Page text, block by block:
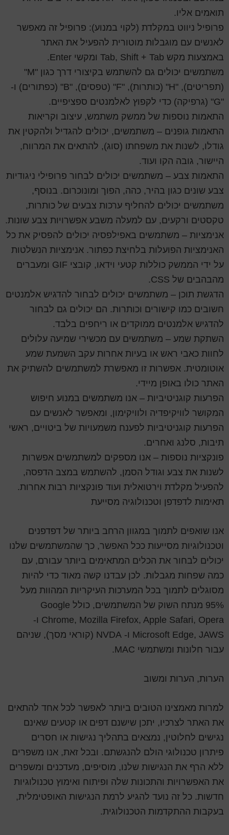
תואמים אליו.
פרופיל ניווט במקלדת (לקוי במנוע): פרופיל זה מאפשר
לאנשים עם מוגבלות מוטורית להפעיל את האתר
באמצעות מקש Tab, Shift + Tab ומקשי Enter.
משתמשים יכולים גם להשתמש בקיצורי דרך כגון "M"
(תפריטים), "H" (כותרות), "F" (טפסים), "B" (כפתורים) ו-
"G" (גרפיקה) כדי לקפוץ לאלמנטים ספציפיים.
התאמות נוספות של ממשק משתמש, עיצוב וקריאות
התאמות גופנים – משתמשים, יכולים להגדיל ולהקטין את
גודלו, לשנות את משפחתו (סוג), להתאים את המרווח,
היישור, גובה הקו ועוד.
התאמות צבע – משתמשים יכולים לבחור פרופילי ניגודיות
צבע שונים כגון בהיר, כהה, הפוך ומונוכרום. בנוסף,
משתמשים יכולים להחליף ערכות צבעים של כותרות,
טקסטים ורקעים, עם למעלה משבע אפשרויות צבע שונות.
אנימציות – משתמשים באפילפסיה יכולים להפסיק את כל
האנימציות הפועלות בלחיצת כפתור. אנימציות הנשלטות
על ידי הממשק כוללות קטעי וידאו, קובצי GIF ומעברים
מהבהבים של CSS.
הדגשת תוכן – משתמשים יכולים לבחור להדגיש אלמנטים
חשובים כמו קישורים וכותרות. הם יכולים גם לבחור
להדגיש אלמנטים ממוקדים או ריחפים בלבד.
השתקת שמע – משתמשים עם מכשירי שמיעה עלולים
לחוות כאבי ראש או בעיות אחרות עקב השמעת שמע
אוטומטית. אפשרות זו מאפשרת למשתמשים להשתיק את
האתר כולו באופן מיידי.
הפרעות קוגניטיביות – אנו משתמשים במנוע חיפוש
המקושר לוויקיפדיה ולוויקימון, ומאפשר לאנשים עם
הפרעות קוגניטיביות לפענח משמעויות של ביטויים, ראשי
תיבות, סלנג ואחרים.
פונקציות נוספות – אנו מספקים למשתמשים אפשרות
לשנות את צבע וגודל הסמן, להשתמש במצב הדפסה,
להפעיל מקלדת וירטואלית ועוד פונקציות רבות אחרות.
תאימות לדפדפן וטכנולוגיה מסייעת
אנו שואפים לתמוך במגוון הרחב ביותר של דפדפנים
וטכנולוגיות מסייעות ככל האפשר, כך שהמשתמשים שלנו
יכולים לבחור את הכלים המתאימים ביותר עבורם, עם
כמה שפחות מגבלות. לכן עבדנו קשה מאוד כדי להיות
מסוגלים לתמוך בכל המערכות העיקריות המהוות מעל
95% מנתח השוק של המשתמשים, כולל Google
Chrome, Mozilla Firefox, Apple Safari, Opera ו-
Microsoft Edge, JAWS ו- NVDA (קוראי מסך), שניהם
עבור חלונות ומשתמשי MAC.
הערות, הערות ומשוב
למרות מאמצינו הטובים ביותר לאפשר לכל אחד להתאים
את האתר לצרכיו, יתכן שישנם דפים או קטעים שאינם
נגישים לחלוטין, נמצאים בתהליך נגישות או חסרים
פיתרון טכנולוגי הולם להנגשתם. ובכל זאת, אנו משפרים
ללא הרף את הנגישות שלנו, מוסיפים, מעדכנים ומשפרים
את האפשרויות והתכונות שלה ופיתוח ואימוץ טכנולוגיות
חדשות. כל זה נועד להגיע לרמת הנגישות האופטימלית,
בעקבות ההתקדמות הטכנולוגית.